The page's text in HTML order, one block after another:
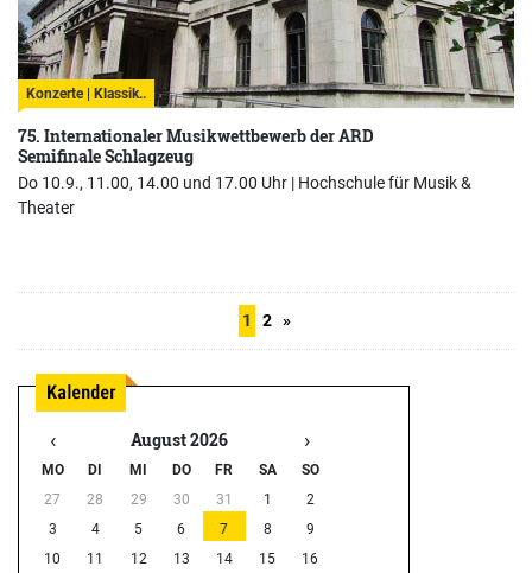
Konzerte | Klassik..
75. Internationaler Musikwettbewerb der ARD
Semifinale Schlagzeug
Do 10.9., 11.00, 14.00 und 17.00 Uhr | Hochschule für Musik &
Theater
1 2 »
‹ August 2026 ›
MO DI MI DO FR SA
SO
27
28 29 30 31 1
2
3
4 5 6 7 8
9
10
11 12 13 14 15
16